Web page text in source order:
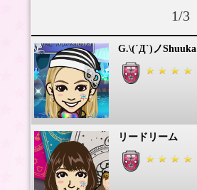
1/3
G.\(´Д`)ノShuuka
リードリーム